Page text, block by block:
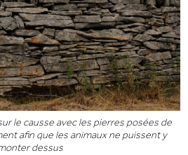
le causse avec les pierres posées de
afin que les animaux ne puissent y
dessus